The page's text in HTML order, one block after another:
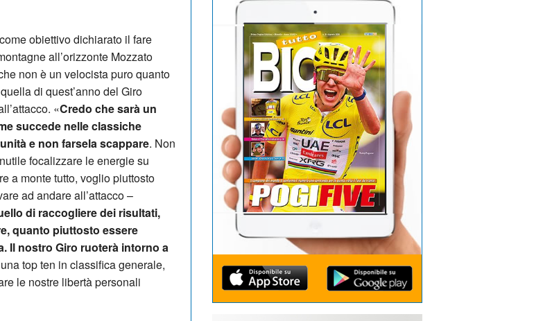
obiettivo dichiarato il fare
all’orizzonte Mozzato
non è un velocista puro quanto
di quest’anno del Giro
«Credo che sarà un
succede nelle classiche
e non farsela scappare. Non
focalizzare le energie su
a monte tutto, voglio piuttosto
ad andare all’attacco –
di raccogliere dei risultati,
quanto piuttosto essere
Il nostro Giro ruoterà intorno a
top ten in classifica generale,
le nostre libertà personali